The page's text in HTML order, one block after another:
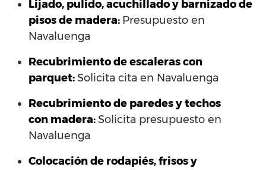
Lijado, pulido, acuchillado y barnizado de
pisos de madera: Presupuesto en
Navaluenga
Recubrimiento de escaleras con
parquet:Solicita cita en Navaluenga
Recubrimiento de paredes y techos
con madera:Solicita presupuesto en
Navaluenga
Colocación de rodapiés, frisos y